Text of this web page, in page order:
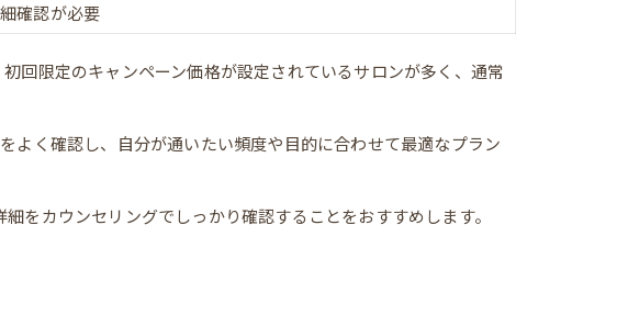
確認が必要
回限定のキャンペーン価格が設定されているサロンが多く、通常
よく確認し、自分が通いたい頻度や目的に合わせて最適なプラン
をカウンセリングでしっかり確認することをおすすめします。